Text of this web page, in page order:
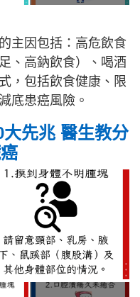
主因包括：高危飲食
、高鈉飲食）、喝酒
，包括飲食健康、限
底患癌風險。
先兆 醫生教分